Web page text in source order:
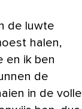
de luwte
halen,
en ik ben
de
in de volle